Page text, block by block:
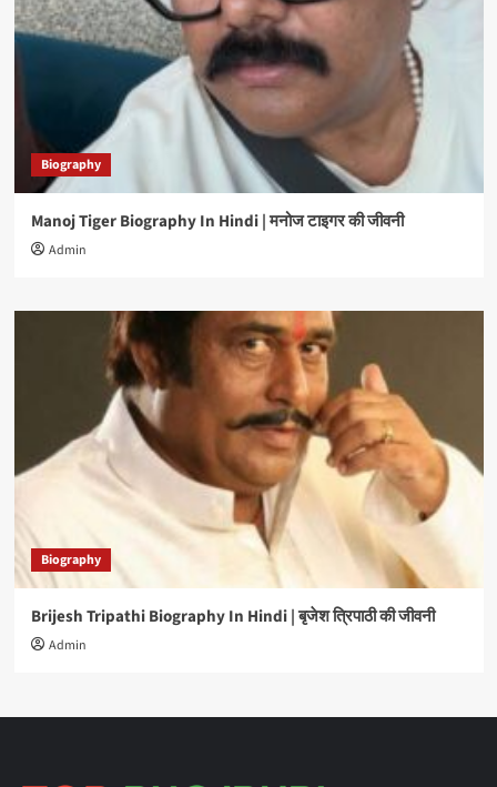
Biography
Manoj Tiger Biography In Hindi | मनोज टाइगर की जीवनी
Admin
Biography
Brijesh Tripathi Biography In Hindi | बृजेश त्रिपाठी की जीवनी
Admin